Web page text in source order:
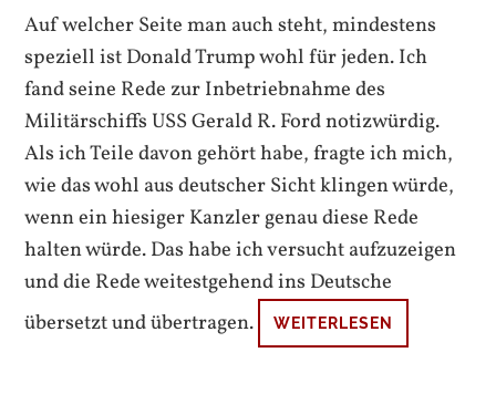
Auf welcher Seite man auch steht, mindestens
speziell ist Donald Trump wohl für jeden. Ich
fand seine Rede zur Inbetriebnahme des
Militärschiffs USS Gerald R. Ford notizwürdig.
Als ich Teile davon gehört habe, fragte ich mich,
wie das wohl aus deutscher Sicht klingen würde,
wenn ein hiesiger Kanzler genau diese Rede
halten würde. Das habe ich versucht aufzuzeigen
und die Rede weitestgehend ins Deutsche
übersetzt und übertragen.
WEITERLESEN